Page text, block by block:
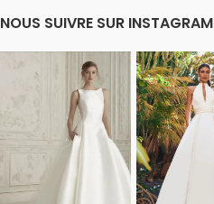
NOUS SUIVRE SUR INSTAGRAM